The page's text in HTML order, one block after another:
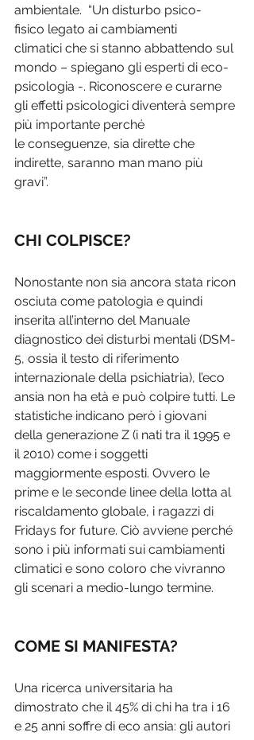
ambientale.  “Un disturbo psico-
fisico legato ai cambiamenti
climatici che si stanno abbattendo sul
mondo – spiegano gli esperti di eco-
psicologia -. Riconoscere e curarne
gli effetti psicologici diventerà sempre
più importante perché
le conseguenze, sia dirette che
indirette, saranno man mano più
gravi”.
CHI COLPISCE?
Nonostante non sia ancora stata ricon
osciuta come patologia e quindi
inserita all’interno del Manuale
diagnostico dei disturbi mentali (DSM-
5, ossia il testo di riferimento
internazionale della psichiatria), l’eco
ansia non ha età e può colpire tutti. Le
statistiche indicano però i giovani
della generazione Z (i nati tra il 1995 e
il 2010) come i soggetti
maggiormente esposti. Ovvero le
prime e le seconde linee della lotta al
riscaldamento globale, i ragazzi di
Fridays for future. Ciò avviene perché
sono i più informati sui cambiamenti
climatici e sono coloro che vivranno
gli scenari a medio-lungo termine.
COME SI MANIFESTA?
Una ricerca universitaria ha
dimostrato che il 45% di chi ha tra i 16
e 25 anni soffre di eco ansia: gli autori